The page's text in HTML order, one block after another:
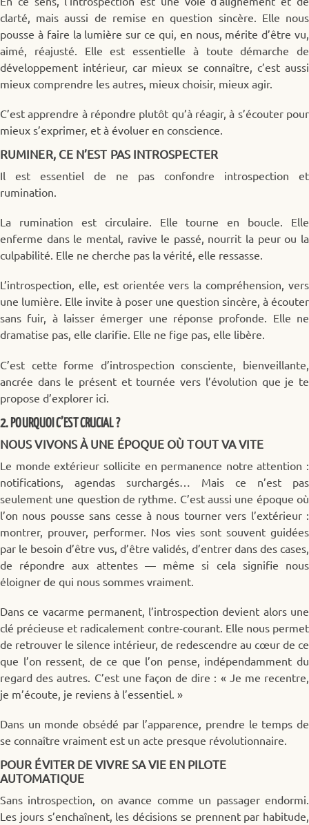
clarté, mais aussi de remise en question sincère. Elle nous
pousse à faire la lumière sur ce qui, en nous, mérite d’être vu,
aimé, réajusté. Elle est essentielle à toute démarche de
développement intérieur, car mieux se connaître, c’est aussi
mieux comprendre les autres, mieux choisir, mieux agir.
C’est apprendre à répondre plutôt qu’à réagir, à s’écouter pour
mieux s’exprimer, et à évoluer en conscience.
RUMINER, CE N’EST PAS INTROSPECTER
Il est essentiel de ne pas confondre introspection et
rumination.
La rumination est circulaire. Elle tourne en boucle. Elle
enferme dans le mental, ravive le passé, nourrit la peur ou la
culpabilité. Elle ne cherche pas la vérité, elle ressasse.
L’introspection, elle, est orientée vers la compréhension, vers
une lumière. Elle invite à poser une question sincère, à écouter
sans fuir, à laisser émerger une réponse profonde. Elle ne
dramatise pas, elle clarifie. Elle ne fige pas, elle libère.
C’est cette forme d’introspection consciente, bienveillante,
ancrée dans le présent et tournée vers l’évolution que je te
propose d’explorer ici.
2. POURQUOI C’EST CRUCIAL ?
NOUS VIVONS À UNE ÉPOQUE OÙ TOUT VA VITE
Le monde extérieur sollicite en permanence notre attention :
notifications, agendas surchargés… Mais ce n’est pas
seulement une question de rythme. C’est aussi une époque où
l’on nous pousse sans cesse à nous tourner vers l’extérieur :
montrer, prouver, performer. Nos vies sont souvent guidées
par le besoin d’être vus, d’être validés, d’entrer dans des cases,
de répondre aux attentes — même si cela signifie nous
éloigner de qui nous sommes vraiment.
Dans ce vacarme permanent, l’introspection devient alors une
clé précieuse et radicalement contre-courant. Elle nous permet
de retrouver le silence intérieur, de redescendre au cœur de ce
que l’on ressent, de ce que l’on pense, indépendamment du
regard des autres. C’est une façon de dire : « Je me recentre,
je m’écoute, je reviens à l’essentiel. »
Dans un monde obsédé par l’apparence, prendre le temps de
se connaître vraiment est un acte presque révolutionnaire.
POUR ÉVITER DE VIVRE SA VIE EN PILOTE
AUTOMATIQUE
Sans introspection, on avance comme un passager endormi.
Les jours s’enchaînent, les décisions se prennent par habitude,